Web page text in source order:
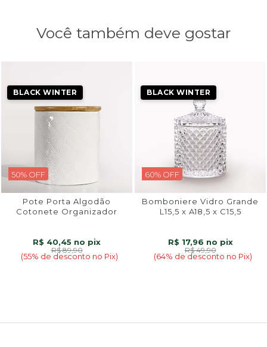
Você também deve gostar
50% OFF
BLACK WINTER
Pote Porta Algodão
Cotonete Organizador
R$ 40,45
R$ 89,90
(55% de desconto no Pix)
60% OFF
BLACK WINTER
Bomboniere Vidro Grande
L15,5 x A18,5 x C15,5
R$ 17,96
R$ 49,90
(64% de desconto no Pix)